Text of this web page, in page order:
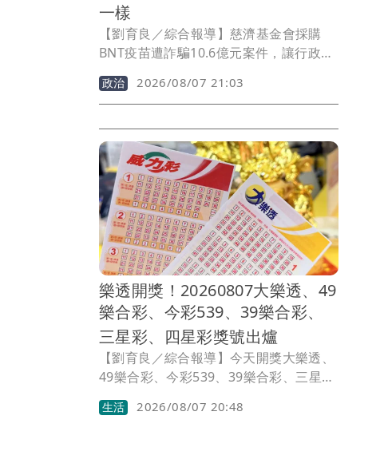
一樣
【劉育良／綜合報導】慈濟基金會採購
BNT疫苗遭詐騙10.6億元案件，讓行政院
政務委員陳時中再次成為話題人物，民進
黨台北市長參選人沈伯洋的競選總幹事、
綠委吳思瑤揭露，陳時中正是沈伯洋請益
市政的第一位，他以過來人的身分給了沈
伯洋幾個叮嚀，他提醒沈伯洋「不要因為
選舉讓自己變得猙獰了，那就跟對手一樣
了。」
政治 2026/08/07 21:03
樂透開獎！20260807大樂透、49
樂合彩、今彩539、39樂合彩、
三星彩、四星彩獎號出爐
【劉育良／綜合報導】今天開獎大樂透、
49樂合彩、今彩539、39樂合彩、三星
彩、四星彩。獎號如有誤植，請以開獎單
位公告為準。
生活 2026/08/07 20:48